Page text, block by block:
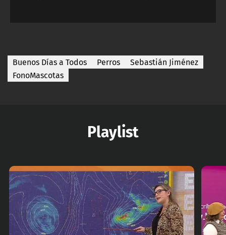
Buenos Días a Todos Perros
Sebastián Jiménez
FonoMascotas
Playlist